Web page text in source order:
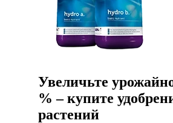
Увеличьте
% – купите
растений